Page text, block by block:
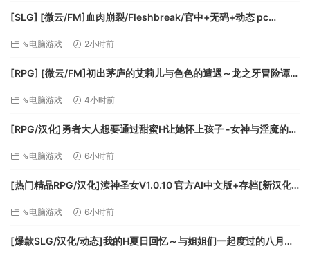
[SLG] [微云/FM]血肉崩裂/Fleshbreak/官中+无码+动态 pc
⇘电脑游戏 2小时前
[RPG] [微云/FM]初出茅庐的艾莉儿与色色的遭遇～龙之牙冒险谭
⇘电脑游戏 4小时前
[RPG/汉化]勇者大人想要通过甜蜜H让她怀上孩子 -女神与淫魔的二
⇘电脑游戏 6小时前
[热门精品RPG/汉化]渎神圣女V1.0.10 官方AI中文版+存档[新汉化]
⇘电脑游戏 6小时前
[爆款SLG/汉化/动态]我的H夏日回忆～与姐姐们一起度过的八月～